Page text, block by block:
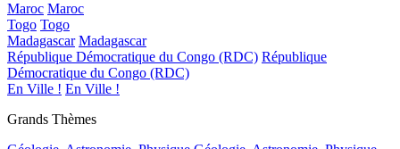
Maroc Maroc
Togo Togo
Madagascar Madagascar
République Démocratique du Congo (RDC) République
Démocratique du Congo (RDC)
En Ville ! En Ville !
Grands Thèmes